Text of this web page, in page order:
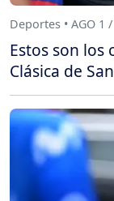
Deportes • AGO 1
Estos son los
Clásica de